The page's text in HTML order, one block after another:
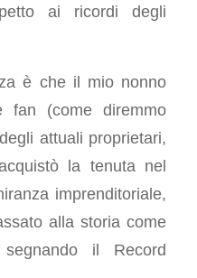
ai ricordi degli
è che il mio nonno
fan (come diremmo
attuali proprietari,
la tenuta nel
imprenditoriale,
alla storia come
il Record